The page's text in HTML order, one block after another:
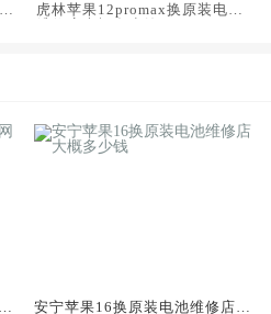
虎林苹果12promax换原装电池
安宁苹果16换原装电池维修店大